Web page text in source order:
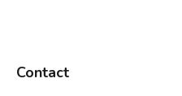
Contact